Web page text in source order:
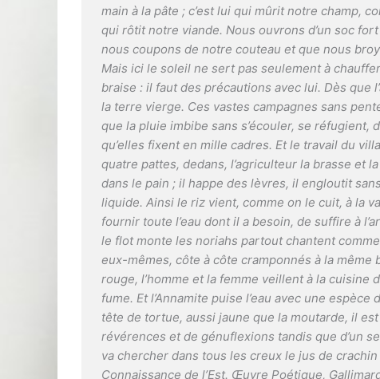
main à la pâte ; c’est lui qui mûrit notre champ,
qui rôtit notre viande. Nous ouvrons d’un soc
nous coupons de notre couteau et que nous
Mais ici le soleil ne sert pas seulement à
braise : il faut des précautions avec lui. Dès que
la terre vierge. Ces vastes campagnes sans
que la pluie imbibe sans s’écouler, se réfugient,
qu’elles fixent en mille cadres. Et le travail du
quatre pattes, dedans, l’agriculteur la brasse et
dans le pain ; il happe des lèvres, il engloutit
liquide. Ainsi le riz vient, comme on le cuit, à la
fournir toute l’eau dont il a besoin, de suffire à
le flot monte les noriahs partout chantent
eux-mêmes, côte à côte cramponnés à la même
rouge, l’homme et la femme veillent à la cuisine
fume. Et l’Annamite puise l’eau avec une
tête de tortue, aussi jaune que la moutarde, il
révérences et de génuflexions tandis que d’un
va chercher dans tous les creux le jus de
Connaissance de l’Est. Œuvre Poétique,